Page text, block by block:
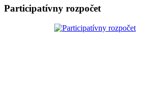
Participatívny rozpočet